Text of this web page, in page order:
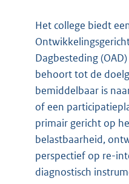
Het college biedt
Dagbesteding
behoort tot de
bemiddelbaar is
of een
primair gericht op
belastbaarheid,
perspectief op re-
diagnostisch